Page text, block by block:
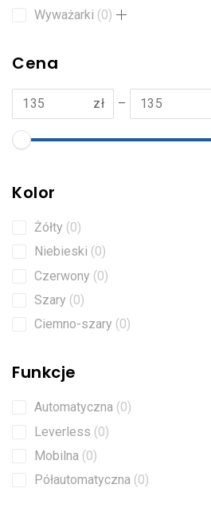
Wyważarki 0
Cena
zł –
Kolor
Żółty 0
Niebieski 0
Czerwony 0
Szary 0
Ciemno-szary 0
Funkcje
Automatyczna 0
Leverless 0
Mobilna 0
Półautomatyczna 0